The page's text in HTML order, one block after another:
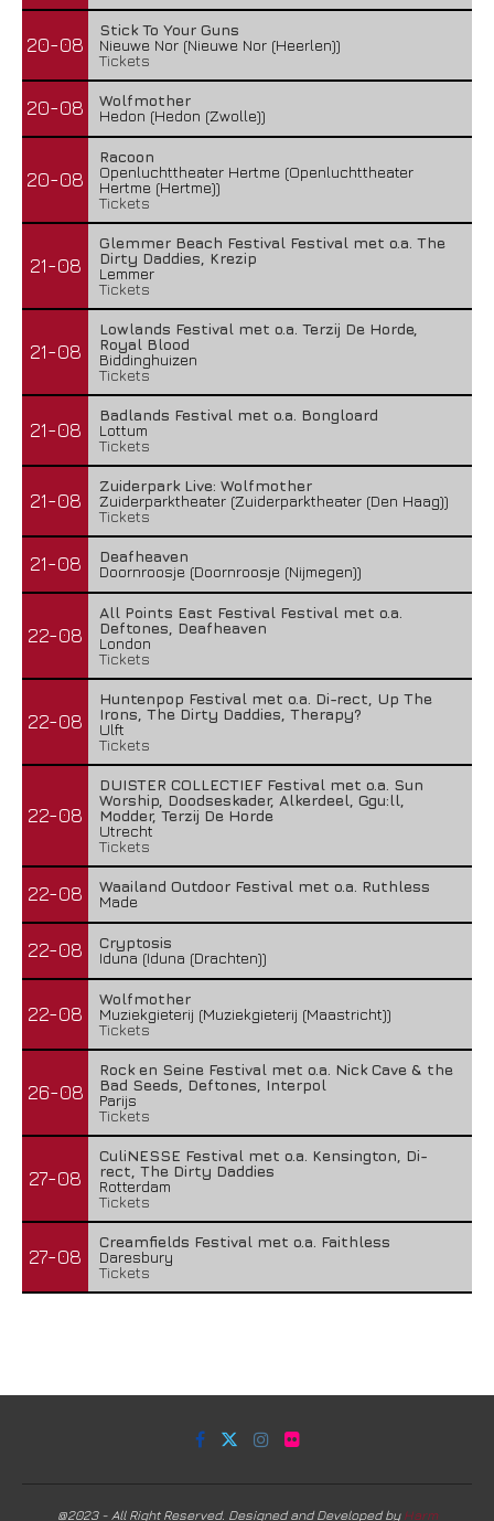
20-08
Stick To Your Guns
Nieuwe Nor (Nieuwe Nor (Heerlen))
Tickets
20-08
Wolfmother
Hedon (Hedon (Zwolle))
20-08
Racoon
Openluchttheater Hertme (Openluchttheater
Hertme (Hertme))
Tickets
21-08
Glemmer Beach Festival Festival met o.a. The
Dirty Daddies, Krezip
Lemmer
Tickets
21-08
Lowlands Festival met o.a. Terzij De Horde,
Royal Blood
Biddinghuizen
Tickets
21-08
Badlands Festival met o.a. Bongloard
Lottum
Tickets
21-08
Zuiderpark Live: Wolfmother
Zuiderparktheater (Zuiderparktheater (Den Haag))
Tickets
21-08
Deafheaven
Doornroosje (Doornroosje (Nijmegen))
22-08
All Points East Festival Festival met o.a.
Deftones, Deafheaven
London
Tickets
22-08
Huntenpop Festival met o.a. Di-rect, Up The
Irons, The Dirty Daddies, Therapy?
Ulft
Tickets
22-08
DUISTER COLLECTIEF Festival met o.a. Sun
Worship, Doodseskader, Alkerdeel, Ggu:ll,
Modder, Terzij De Horde
Utrecht
Tickets
22-08
Waailand Outdoor Festival met o.a. Ruthless
Made
22-08
Cryptosis
Iduna (Iduna (Drachten))
22-08
Wolfmother
Muziekgieterij (Muziekgieterij (Maastricht))
Tickets
26-08
Rock en Seine Festival met o.a. Nick Cave & the
Bad Seeds, Deftones, Interpol
Parijs
Tickets
27-08
CuliNESSE Festival met o.a. Kensington, Di-
rect, The Dirty Daddies
Rotterdam
Tickets
27-08
Creamfields Festival met o.a. Faithless
Daresbury
Tickets
@2023 - All Right Reserved. Designed and Developed by Harm